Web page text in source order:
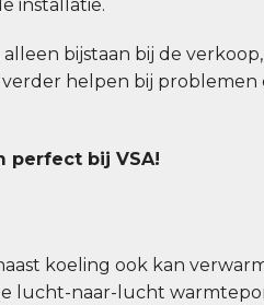
installatie.
bijstaan bij de
helpen bij problemen
perfect bij VSA!
koeling ook kan
lucht-naar-lucht